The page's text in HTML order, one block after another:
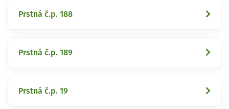
Prstná č.p. 188
Prstná č.p. 189
Prstná č.p. 19